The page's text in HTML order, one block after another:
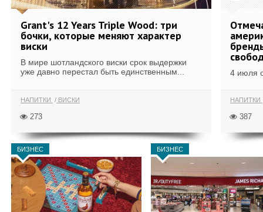
Grant's 12 Years Triple Wood: три
бочки, которые меняют характер
виски
В мире шотландского виски срок выдержки
уже давно перестал быть единственным...
НАПИТКИ ВИСКИ
273
4 июля
НАПИТКИ
387
БИЗНЕС БИЗНЕС